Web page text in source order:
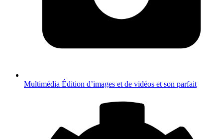
Multimédia Édition d’images et de vidéos et son parfait